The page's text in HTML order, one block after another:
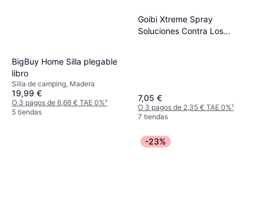
BigBuy Home Silla plegable
libro
Silla de camping, Madera
19,99 €
O 3 pagos de 6,66 € TAE 0%¹
5 tiendas
Goibi Xtreme Spray
Soluciones Contra Los
7,05 €
O 3 pagos de 2,35 € TAE 0%¹
7 tiendas
-23%